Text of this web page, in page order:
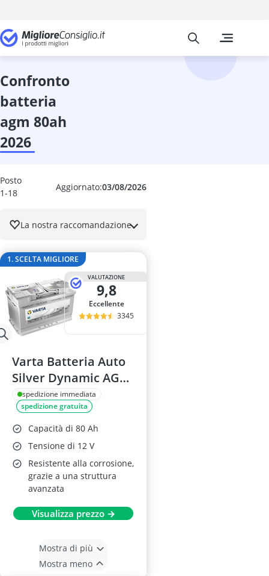
Auto e Moto
Adattatore
Migliore Consiglio
confronto
batteria
agm 80ah
2026
Aggiornato:03/08/2026
Posto
1-18
La nostra raccomandazione
1. SCELTA MIGLIORE
VALUTAZIONE
9,8
Eccellente
3345
Varta Batteria Auto
Silver Dynamic AGM
80Ah 800A
spedizione immediata
spedizione gratuita
Capacità di 80 Ah
Tensione di 12 V
Resistente alla corrosione,
grazie a una struttura
avanzata
Visualizza prezzo →
Mostra di più
Mostra meno